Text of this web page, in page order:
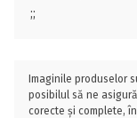
;;
Imaginile produselor
posibilul să ne
corecte și complete,